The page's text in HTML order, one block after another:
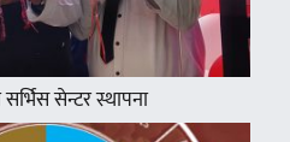
सर्भिस सेन्टर स्थापना